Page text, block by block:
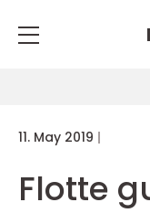
11. May 2019
Flotte